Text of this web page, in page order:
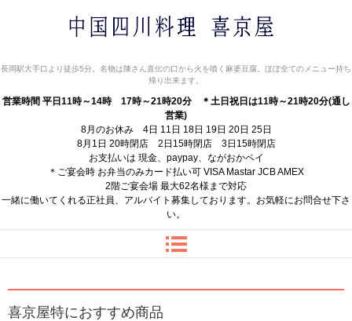
長岡駅大手口より徒歩5分。名物は陳さん直伝の口から火を噴く麻婆豆腐。ほぼ全てのメニュー持ち
帰り出来ます。
営業時間 平日11時～14時 17時～21時20分
＊土日祝日は11時～21時20分(通し
営業)
8月のお休み 4日 11日 18日 19日 20日 25日
8月1日 20時閉店 2日15時閉店 3日15時閉店
お支払いは 現金、paypay、ながおかペイ
＊ご宴会時 お弁当のみカード払い可 VISA Mastar JCB AMEX
2階ご宴会場 最大62名様まで対応
一緒に働いてくれる正社員、アルバイト募集しております。お気軽にお問合せ下さ
い。
喜京屋特におすすめ商品